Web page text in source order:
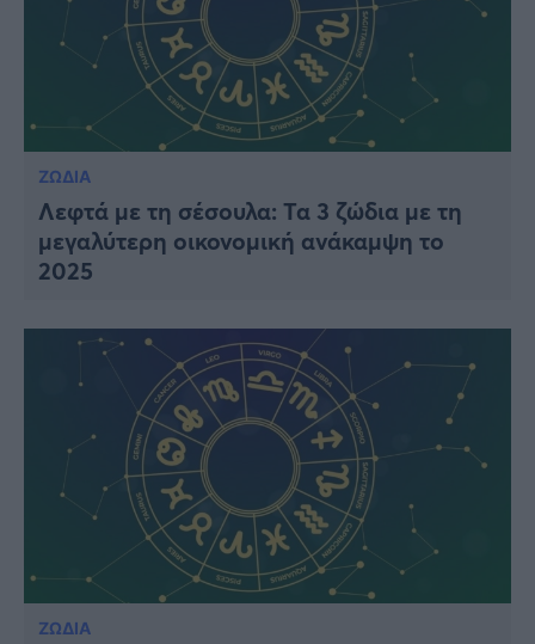
ΖΩΔΙΑ
Λεφτά με τη σέσουλα: Τα 3 ζώδια με τη
μεγαλύτερη οικονομική ανάκαμψη το
2025
ΖΩΔΙΑ